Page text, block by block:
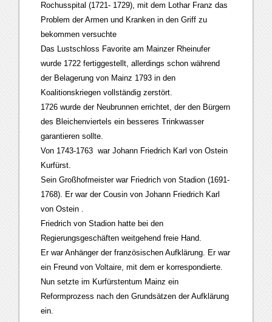
Rochusspital (1721- 1729), mit dem Lothar Franz das
Problem der Armen und Kranken in den Griff zu
bekommen versuchte
Das Lustschloss Favorite am Mainzer Rheinufer
wurde 1722 fertiggestellt, allerdings schon während
der Belagerung von Mainz 1793 in den
Koalitionskriegen vollständig zerstört.
1726 wurde der Neubrunnen errichtet, der den Bürgern
des Bleichenviertels ein besseres Trinkwasser
garantieren sollte.
Von 1743-1763 war Johann Friedrich Karl von Ostein
Kurfürst.
Sein Großhofmeister war Friedrich von Stadion (1691-
1768). Er war der Cousin von Johann Friedrich Karl
von Ostein .
Friedrich von Stadion hatte bei den
Regierungsgeschäften weitgehend freie Hand.
Er war Anhänger der französischen Aufklärung. Er war
ein Freund von Voltaire, mit dem er korrespondierte.
Nun setzte im Kurfürstentum Mainz ein
Reformprozess nach den Grundsätzen der Aufklärung
ein.